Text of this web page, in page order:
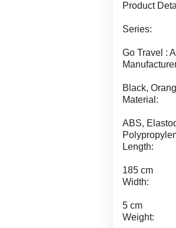
Product
Series:
Go Travel :
Black,
Material:
ABS,
Length:
185 cm
Width:
5 cm
Weight: